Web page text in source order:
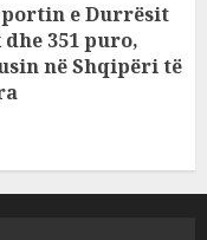
portin e Durrësit
351 puro,
në Shqipëri të